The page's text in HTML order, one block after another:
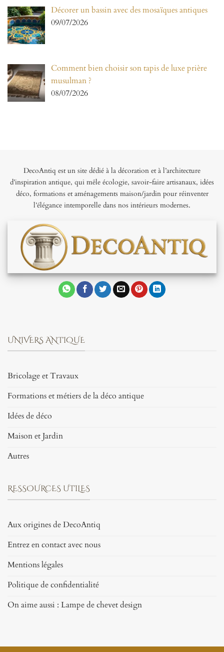
Décorer un bassin avec des mosaïques antiques
09/07/2026
Comment bien choisir son tapis de luxe prière
musulman ?
08/07/2026
DecoAntiq est un site dédié à la décoration et à l’architecture
d’inspiration antique, qui mêle écologie, savoir-faire artisanaux, idées
déco, formations et aménagements maison/jardin pour réinventer
l’élégance intemporelle dans nos intérieurs modernes.
UNIVERS ANTIQUE
Bricolage et Travaux
Formations et métiers de la déco antique
Idées de déco
Maison et Jardin
Autres
RESSOURCES UTILES
Aux origines de DecoAntiq
Entrez en contact avec nous
Mentions légales
Politique de confidentialité
On aime aussi : Lampe de chevet design